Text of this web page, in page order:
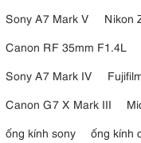
Sony A7 Mark V
Nikon
Canon RF 35mm F1.4L
Sony A7 Mark IV
Canon G7 X Mark III
ống kính sony
ống kính